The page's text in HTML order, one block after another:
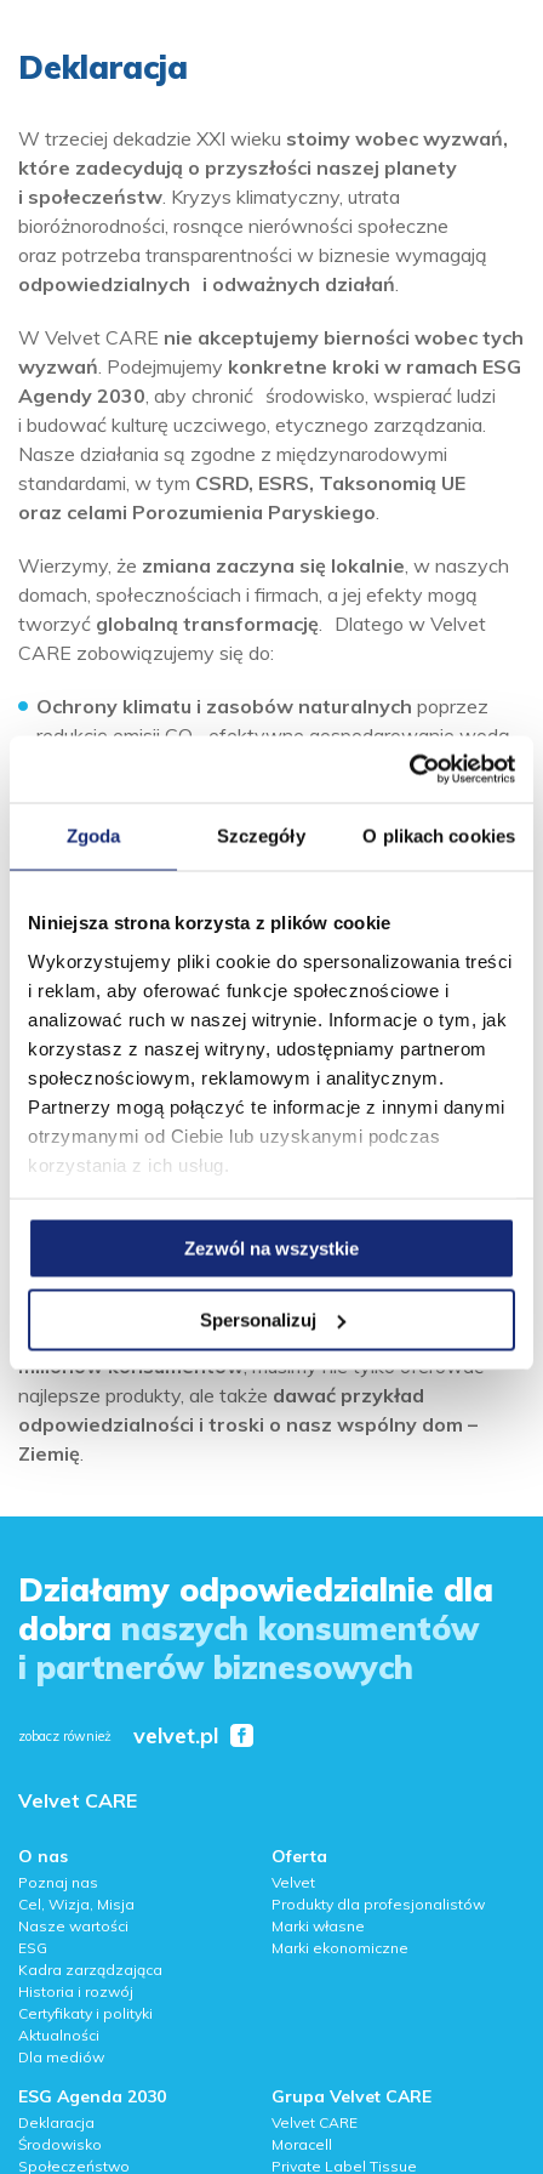
Zgoda Szczegóły O plikach cookies
Niniejsza strona korzysta z plików cookie
Wykorzystujemy pliki cookie do spersonalizowania treści
i reklam, aby oferować funkcje społecznościowe i
analizować ruch w naszej witrynie. Informacje o tym, jak
korzystasz z naszej witryny, udostępniamy partnerom
społecznościowym, reklamowym i analitycznym.
Partnerzy mogą połączyć te informacje z innymi danymi
otrzymanymi od Ciebie lub uzyskanymi podczas
korzystania z ich usług.
Zezwól na wszystkie
Spersonalizuj
Deklaracja
W trzeciej dekadzie XXI wieku stoimy wobec wyzwań,
które zadecydują o przyszłości naszej planety
i społeczeństw. Kryzys klimatyczny, utrata
bioróżnorodności, rosnące nierówności społeczne
oraz potrzeba transparentności w biznesie wymagają
odpowiedzialnych i odważnych działań.
W Velvet CARE nie akceptujemy bierności wobec tych
wyzwań. Podejmujemy konkretne kroki w ramach ESG
Agendy 2030, aby chronić środowisko, wspierać ludzi
i budować kulturę uczciwego, etycznego zarządzania.
Nasze działania są zgodne z międzynarodowymi
standardami, w tym CSRD, ESRS, Taksonomią UE
oraz celami Porozumienia Paryskiego.
Wierzymy, że zmiana zaczyna się lokalnie, w naszych
domach, społecznościach i firmach, a jej efekty mogą
tworzyć globalną transformację. Dlatego w Velvet
CARE zobowiązujemy się do:
Ochrony klimatu i zasobów naturalnych poprzez
redukcję emisji CO₂, efektywne gospodarowanie wodą
Wspierania ludzi i społeczności
poprzez zapewnienie
bezpiecznych warunków pracy, różnorodności
zaangażowanie w projekty społeczne.
Transparentnego i etycznego zarządzania
opartego na uczciwości, przejrzystości
i odpowiedzialności wobec wszystkich interesariuszy.
Naszym celem jestracjonalne wykorzystanie
zasobów–pracy, talentu, środków i innowacji
tworzyć wartość w sposób zrównoważony. Wiemy,
żeambitne wizje, odwaga i konsekwencjaprowadzą
do realnych zmian, które przynoszą korzyści zarówno
ESG Agenda 2030 to nasza droga i zobowiązanie
Zaczynamy od siebie – od firmy, naszych pracowników,
rodzin i partnerów biznesowych. Wierzymy, że aby
utrzymać pozycję lidera i zaspokajać potrzeby
milionów konsumentów, musimy nie tylko oferować
najlepsze produkty, ale także dawać przykład
odpowiedzialności i troski o nasz wspólny dom –
Ziemię.
Działamy odpowiedzialnie dla
dobra naszych konsumentów
i partnerów biznesowych
zobacz również velvet.pl
Velvet CARE
O nas
Poznaj nas
Cel, Wizja, Misja
Nasze wartości
ESG
Kadra zarządzająca
Historia i rozwój
Certyfikaty i polityki
Aktualności
Dla mediów
Oferta
Velvet
Produkty dla profesjonalistów
Marki własne
Marki ekonomiczne
ESG Agenda 2030
Deklaracja
Środowisko
Społeczeństwo
Grupa Velvet CARE
Velvet CARE
Moracell
Private Label Tissue